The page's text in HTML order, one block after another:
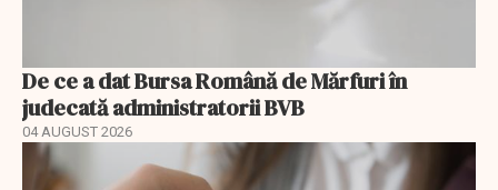
De ce a dat Bursa Română de Mărfuri în
judecată administratorii BVB
04 AUGUST 2026